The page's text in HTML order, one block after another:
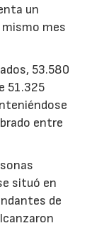
un
mes
53.580
51.325
entre
situó en
de